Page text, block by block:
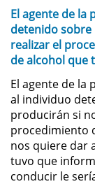
El agente de la
detenido sobre
realizar el
de alcohol que
El agente de la
al individuo
producirán si
procedimiento
nos quiere dar
tuvo que
conducir le